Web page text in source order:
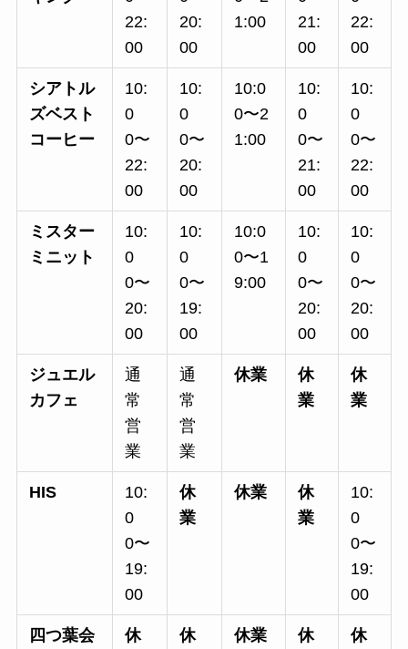
22:
00
20:
00
1:00
21:
00
22:
00
シアトル
ズベスト
コーヒー
10:
0
0〜
22:
00
10:
0
0〜
20:
00
10:0
0〜2
1:00
10:
0
0〜
21:
00
10:
0
0〜
22:
00
ミスター
ミニット
10:
0
0〜
20:
00
10:
0
0〜
19:
00
10:0
0〜1
9:00
10:
0
0〜
20:
00
10:
0
0〜
20:
00
ジュエル
カフェ
通
常
営
業
通
常
営
業
休業
休
業
休
業
HIS
10:
0
0〜
19:
00
休
業
休業
休
業
10:
0
0〜
19:
00
四つ葉会
休
休
休業
休
休